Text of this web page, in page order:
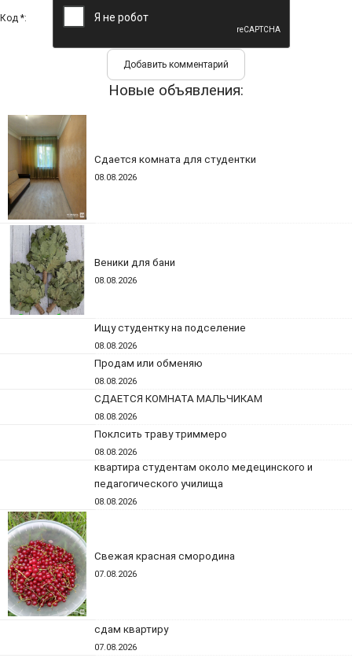
Код *:
Новые объявления:
Сдается комната для студентки
08.08.2026
Веники для бани
08.08.2026
Ищу студентку на подселение
08.08.2026
Продам или обменяю
08.08.2026
СДАЕТСЯ КОМНАТА МАЛЬЧИКАМ
08.08.2026
Поклсить траву триммеро
08.08.2026
квартира студентам около медецинского и
педагогического училища
08.08.2026
Свежая красная смородина
07.08.2026
сдам квартиру
07.08.2026